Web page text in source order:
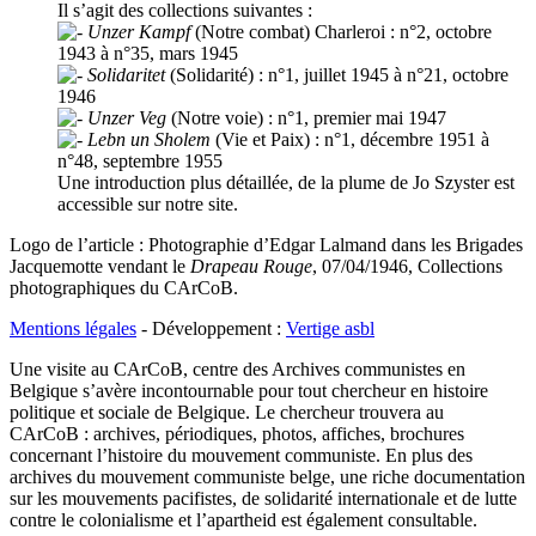
Il s’agit des collections suivantes :
Unzer Kampf(Notre combat) Charleroi : n°2, octobre
1943 à n°35, mars 1945
Solidaritet(Solidarité) : n°1, juillet 1945 à n°21, octobre
1946
Unzer Veg (Notre voie) : n°1, premier mai 1947
Lebn un Sholem (Vie et Paix) : n°1, décembre 1951 à
n°48, septembre 1955
Une introduction plus détaillée, de la plume de Jo Szyster est
accessible sur notre site.
Logo de l’article : Photographie d’Edgar Lalmand dans les Brigades
Jacquemotte vendant le Drapeau Rouge, 07/04/1946, Collections
photographiques du CArCoB.
Mentions légales - Développement : Vertige asbl
Une visite au CArCoB, centre des Archives communistes en
Belgique s’avère incontournable pour tout chercheur en histoire
politique et sociale de Belgique. Le chercheur trouvera au
CArCoB : archives, périodiques, photos, affiches, brochures
concernant l’histoire du mouvement communiste. En plus des
archives du mouvement communiste belge, une riche documentation
sur les mouvements pacifistes, de solidarité internationale et de lutte
contre le colonialisme et l’apartheid est également consultable.